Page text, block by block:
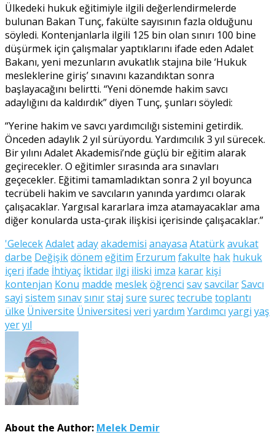
Ülkedeki hukuk eğitimiyle ilgili değerlendirmelerde
bulunan Bakan Tunç, fakülte sayısının fazla olduğunu
söyledi. Kontenjanlarla ilgili 125 bin olan sınırı 100 bine
düşürmek için çalışmalar yaptıklarını ifade eden Adalet
Bakanı, yeni mezunların avukatlık stajına bile ‘Hukuk
mesleklerine giriş’ sınavını kazandıktan sonra
başlayacağını belirtti. “Yeni dönemde hakim savcı
adaylığını da kaldırdık” diyen Tunç, şunları söyledi:
“Yerine hakim ve savcı yardımcılığı sistemini getirdik.
Önceden adaylık 2 yıl sürüyordu. Yardımcılık 3 yıl sürecek.
Bir yılını Adalet Akademisi’nde güçlü bir eğitim alarak
geçirecekler. O eğitimler sırasında ara sınavları
geçecekler. Eğitimi tamamladıktan sonra 2 yıl boyunca
tecrübeli hakim ve savcıların yanında yardımcı olarak
çalışacaklar. Yargısal kararlara imza atamayacaklar ama
diğer konularda usta-çırak ilişkisi içerisinde çalışacaklar.”
'GelecekAdaletadayakademisi anayasa Atatürkavukat
darbe Değişikdönem eğitim Erzurum fakulte hak hukuk
içeri ifade İhtiyaç İktidar ilgi iliski imza karar kişi
kontenjan Konu madde mesleköğrenci savsavcilarSavcı
sayi sistem sınavsınırstaj sure surectecrube toplantı
ülke Üniversite Üniversitesi veri yardım Yardımcı yargi yaş
yeryıl
About the Author: Melek Demir